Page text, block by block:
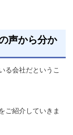
声から分か
る会社だというこ
ご紹介していきま